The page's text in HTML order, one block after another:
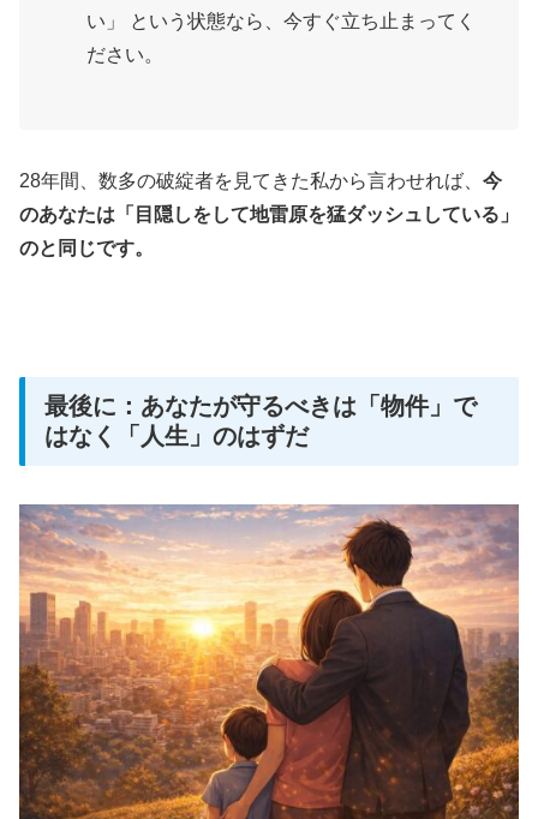
い」 という状態なら、今すぐ立ち止まってく
ださい。
28年間、数多の破綻者を見てきた私から言わせれば、 今
のあなたは「目隠しをして地雷原を猛ダッシュしている」
のと同じです。
最後に：あなたが守るべきは「物件」で
はなく「人生」のはずだ